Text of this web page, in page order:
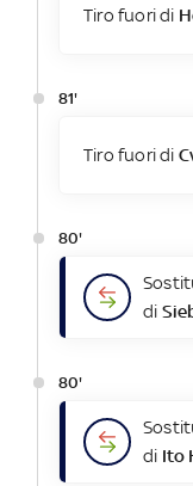
Tiro fuori di
81'
Tiro fuori di
80'
di
80'
di Ito